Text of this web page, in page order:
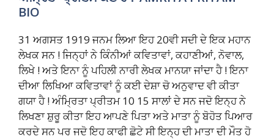
BIO
31 ਅਗਸਤ 1919 ਜਨਮ ਲਿਆ ਇਹ 20ਵੀ ਸਦੀ ਦੇ ਇਕ ਮਹਾਨ
ਲੇਖਕ ਸਨ ! ਜਿਨ੍ਹਾਂ ਨੇ ਕਿੰਨੀਆਂ ਕਵਿਤਾਵਾਂ, ਕਹਾਣੀਆਂ, ਨੋਵਾਲ,
ਲਿਖੇ ! ਅਤੇ ਇਨਾ ਨੂੰ ਪਹਿਲੀ ਨਾਰੀ ਲੇਖਕ ਮਾਨਯਾ ਜਾਂਦਾ ਹੈ ! ਇਨਾ
ਦੀਆ ਲਿਖਿਆ ਕਵਿਤਾਵਾਂ ਨੂੰ ਕਈ ਦੇਸ਼ਾ ਚੋ ਅਨੁਵਾਦ ਵੀ ਕੀਤਾ
ਗਯਾ ਹੈ ! ਅੰਮ੍ਰਿਤਾ ਪ੍ਰੀਤਮ 10 15 ਸਾਲਾਂ ਦੇ ਸਨ ਜਦੋ ਇਨ੍ਹ ਨੇ
ਲਿਖਣਾ ਸ਼ੁਰੂ ਕੀਤਾ ਇਹ ਆਪਣੇ ਪਿਤਾ ਅਤੇ ਮਾਤਾ ਨੂੰ ਬੋਹੋਤ ਪਿਆਰ
ਕਰਦੇ ਸਨ ਪਰ ਜਦੋ ਇਹ ਕਾਫੀ ਛੋਟੇ ਸੀ ਇਨ੍ਹ ਦੀ ਮਾਤਾ ਦੀ ਮੌਤ ਹੋ